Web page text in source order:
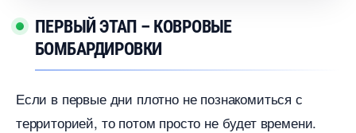
ПЕРВЫЙ ЭТАП – КОВРОВЫЕ
БОМБАРДИРОВКИ
Если в первые дни плотно не познакомиться с
территорией, то потом просто не будет времени.